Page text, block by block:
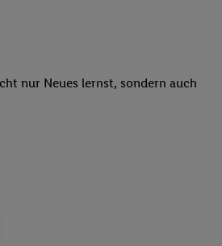
nur Neues lernst, sondern auch